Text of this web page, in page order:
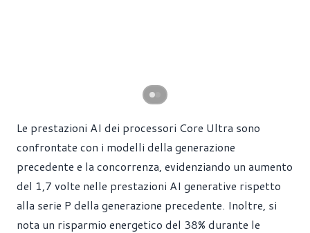
Le prestazioni AI dei processori Core Ultra sono
confrontate con i modelli della generazione
precedente e la concorrenza, evidenziando un aumento
del 1,7 volte nelle prestazioni AI generative rispetto
alla serie P della generazione precedente. Inoltre, si
nota un risparmio energetico del 38% durante le